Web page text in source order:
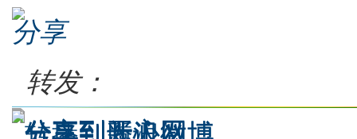
分享
转发：